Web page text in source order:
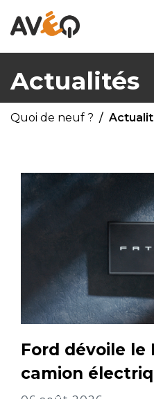
Actualités
Quoi de neuf ?
Ford dévoile le
camion